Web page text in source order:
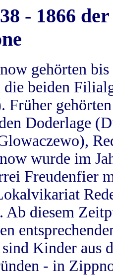
- 1866
gehörten
beiden
Früher
Doderlage
wurde im
Freudenfier
Ab diesem
Kinder aus
- in